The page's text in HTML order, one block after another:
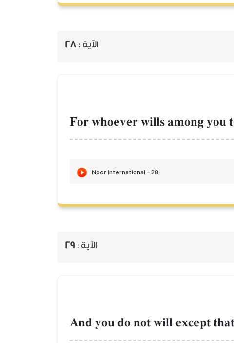
الآية : 28
For whoever wills among you
الآية : 29
And you do not will except